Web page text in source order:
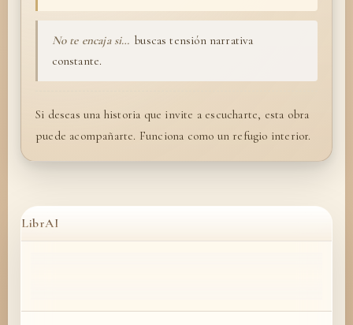
No te encaja si… buscas tensión narrativa
constante.
Si deseas una historia que invite a escucharte, esta obra
puede acompañarte. Funciona como un refugio interior.
LibrAI